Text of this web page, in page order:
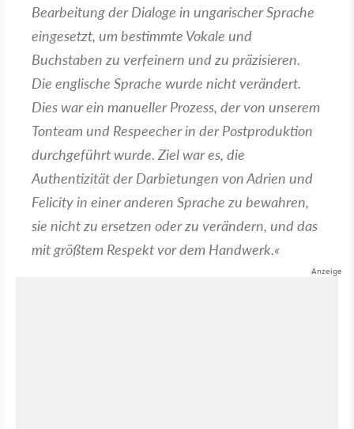
Bearbeitung der Dialoge in ungarischer Sprache
eingesetzt, um bestimmte Vokale und
Buchstaben zu verfeinern und zu präzisieren.
Die englische Sprache wurde nicht verändert.
Dies war ein manueller Prozess, der von unserem
Tonteam und Respeecher in der Postproduktion
durchgeführt wurde. Ziel war es, die
Authentizität der Darbietungen von Adrien und
Felicity in einer anderen Sprache zu bewahren,
sie nicht zu ersetzen oder zu verändern, und das
mit größtem Respekt vor dem Handwerk.